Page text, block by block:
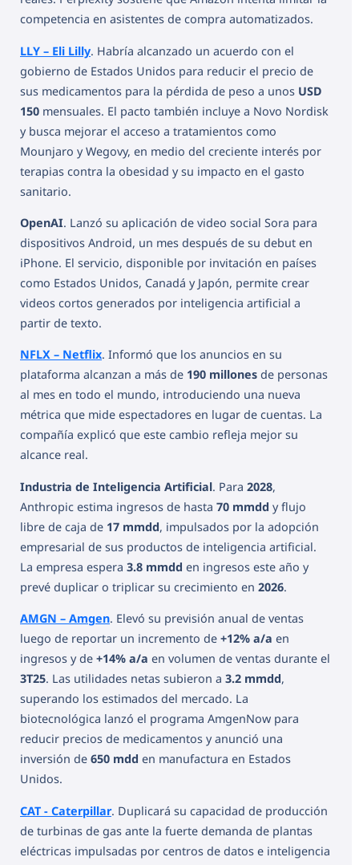
competencia en asistentes de compra automatizados.
LLY – Eli Lilly. Habría alcanzado un acuerdo con el
gobierno de Estados Unidos para reducir el precio de
sus medicamentos para la pérdida de peso a unos USD
150 mensuales. El pacto también incluye a Novo Nordisk
y busca mejorar el acceso a tratamientos como
Mounjaro y Wegovy, en medio del creciente interés por
terapias contra la obesidad y su impacto en el gasto
sanitario.
OpenAI. Lanzó su aplicación de video social Sora para
dispositivos Android, un mes después de su debut en
iPhone. El servicio, disponible por invitación en países
como Estados Unidos, Canadá y Japón, permite crear
videos cortos generados por inteligencia artificial a
partir de texto.
NFLX – Netflix. Informó que los anuncios en su
plataforma alcanzan a más de 190 millones de personas
al mes en todo el mundo, introduciendo una nueva
métrica que mide espectadores en lugar de cuentas. La
compañía explicó que este cambio refleja mejor su
alcance real.
Industria de Inteligencia Artificial. Para 2028,
Anthropic estima ingresos de hasta 70 mmdd y flujo
libre de caja de 17 mmdd, impulsados por la adopción
empresarial de sus productos de inteligencia artificial.
La empresa espera 3.8 mmdd en ingresos este año y
prevé duplicar o triplicar su crecimiento en 2026.
AMGN – Amgen. Elevó su previsión anual de ventas
luego de reportar un incremento de +12% a/a en
ingresos y de +14% a/a en volumen de ventas durante el
3T25. Las utilidades netas subieron a 3.2 mmdd,
superando los estimados del mercado. La
biotecnológica lanzó el programa AmgenNow para
reducir precios de medicamentos y anunció una
inversión de 650 mdd en manufactura en Estados
Unidos.
CAT - Caterpillar. Duplicará su capacidad de producción
de turbinas de gas ante la fuerte demanda de plantas
eléctricas impulsadas por centros de datos e inteligencia